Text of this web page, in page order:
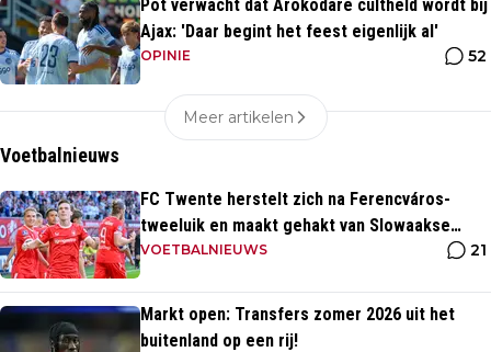
Pot verwacht dat Arokodare cultheld wordt bij
Ajax: 'Daar begint het feest eigenlijk al'
OPINIE 52
Meer artikelen
Voetbalnieuws
FC Twente herstelt zich na Ferencváros-
tweeluik en maakt gehakt van Slowaakse
opponent
VOETBALNIEUWS 21
Markt open: Transfers zomer 2026 uit het
buitenland op een rij!